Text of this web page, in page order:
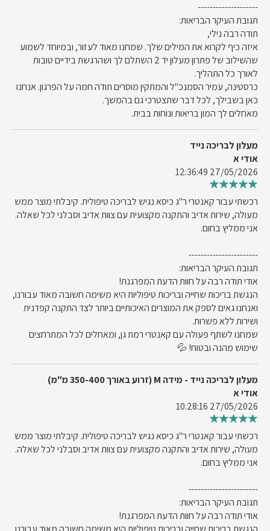
--------------------
תגובת העיקר הבריאות:
תודה רבה נילי,
איזה כיף לקרוא את המילים שלך. שמחנו מאוד לעזור, ובמיוחד לשמוע
שהשילוב של פתרון מעלון יד 2 השתלם לך ושהרגשת בידיים טובות
לאורך כל התהליך.
כרסטינה, עמיר הסמנכ"ל והמתקין מוסרים תודה חמה על הפרגון. אנחנו
כאן בשבילך, לכל דבר שתצטרכי גם בהמשך.
מאחלים לך המון בריאות ונוחות בבית.
מעלון לבריכה נייד
אודי א
27/05/2026 12:36:49
רכשתי עבור קאנטרי ר"ג כיסא נגיש לבריכה טיפולית. קיבלתי מוצר ממש
מעולה, שירות אדיב והתקנה מקצועית עם צוות אדיב וסבלני לכל שאלה.
אני ממליץ בחום.
-----------------------
תגובת העיקר הבריאות:
אודי תודה רבה על חוות הדעת המפרגנת!
הנגשת בריכות שחייה ובריכות טיפוליות היא משימה חשובה מאוד עבורנו,
ואנחנו גאים לספק את המוצרים האיכותיים ביותר לצד התקנה קפדנית
ושירות ללא פשרות.
שמחנו לשתף פעולה עם קאנטרי רמת גן, ומאחלים לכל המתרחצים
שימוש מהנה ובטוח! 💦
מעלון לבריכה נייד - מידה M (זרוע באורך 350-400 מ"מ)
אודי א
27/05/2026 10:28:16
רכשתי עבור קאנטרי ר"ג כיסא נגיש לבריכה טיפולית. קיבלתי מוצר ממש
מעולה, שירות אדיב והתקנה מקצועית עם צוות אדיב וסבלני לכל שאלה.
אני ממליץ בחום.
-----------------------
תגובת העיקר הבריאות:
אודי תודה רבה על חוות הדעת המפרגנת!